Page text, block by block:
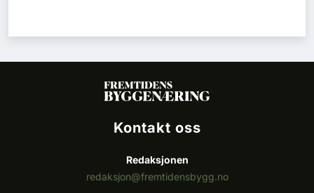
Kontakt oss
Redaksjonen
redaksjon@fremtidensbygg.no